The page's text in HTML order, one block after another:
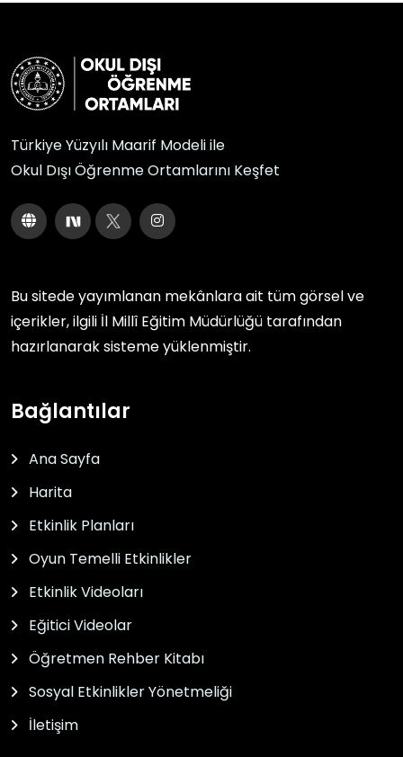
Türkiye Yüzyılı Maarif Modeli ile
Okul Dışı Öğrenme Ortamlarını Keşfet
Bu sitede yayımlanan mekânlara ait tüm görsel ve
içerikler, ilgili İl Millî Eğitim Müdürlüğü tarafından
hazırlanarak sisteme yüklenmiştir.
Bağlantılar
Ana Sayfa
Harita
Etkinlik Planları
Oyun Temelli Etkinlikler
Etkinlik Videoları
Eğitici Videolar
Öğretmen Rehber Kitabı
Sosyal Etkinlikler Yönetmeliği
İletişim